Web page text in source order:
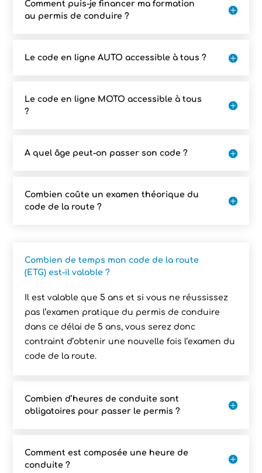
Comment puis-je financer ma formation
au permis de conduire ?
Le code en ligne AUTO accessible à tous ?
Le code en ligne MOTO accessible à tous
?
A quel âge peut-on passer son code ?
Combien coûte un examen théorique du
code de la route ?
Combien de temps mon code de la route
(ETG) est-il valable ?
Il est valable que 5 ans et si vous ne réussissez
pas l’examen pratique du permis de conduire
dans ce délai de 5 ans, vous serez donc
contraint d’obtenir une nouvelle fois l’examen du
code de la route.
Combien d’heures de conduite sont
obligatoires pour passer le permis ?
Comment est composée une heure de
conduite ?